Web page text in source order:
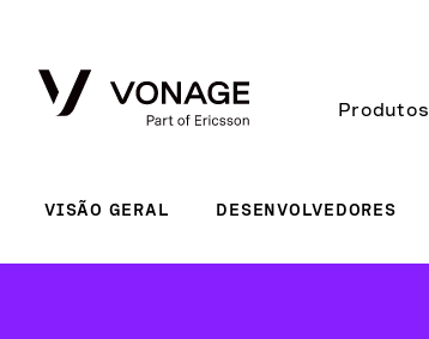
Produtos
VISÃO GERAL DESENVOLVEDORES